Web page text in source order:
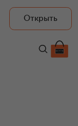
Открыть